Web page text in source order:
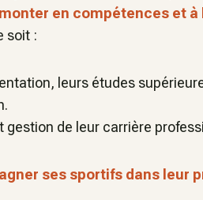
monter en compétences et à
soit :
leurs études
de leur carrière
ses sportifs dans leur